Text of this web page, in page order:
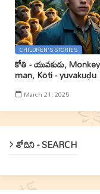
CHILDREN'S STORIES
కోతి - యువకుడు,
man, Kōti - yuvakuḍu
March 21, 2025
శోదిని - SEARCH